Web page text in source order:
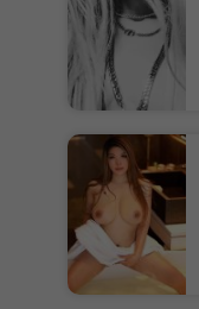
Teodo..., 43